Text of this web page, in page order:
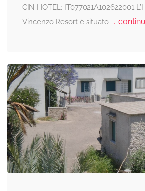
CIN HOTEL: IT077021A102622001
Vincenzo Resort è situato...